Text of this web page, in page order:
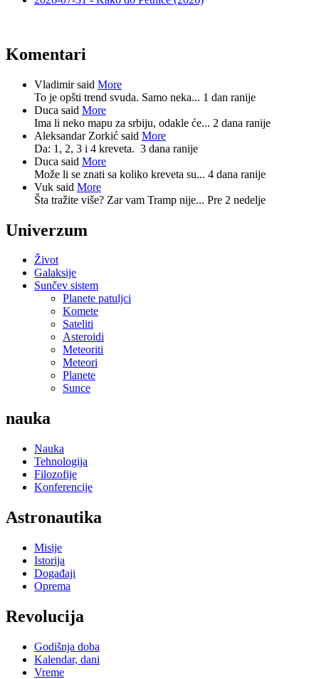
Komentari
Vladimir said More
To je opšti trend svuda. Samo neka... 1 dan ranije
Duca said More
Ima li neko mapu za srbiju, odakle će... 2 dana ranije
Aleksandar Zorkić said More
Da: 1, 2, 3 i 4 kreveta. 3 dana ranije
Duca said More
Može li se znati sa koliko kreveta su... 4 dana ranije
Vuk said More
Šta tražite više? Zar vam Tramp nije... Pre 2 nedelje
Univerzum
Život
Galaksije
Sunčev sistem
Planete patuljci
Komete
Sateliti
Asteroidi
Meteoriti
Meteori
Planete
Sunce
nauka
Nauka
Tehnologija
Filozofije
Konferencije
Astronautika
Misije
Istorija
Događaji
Oprema
Revolucija
Godišnja doba
Kalendar, dani
Vreme